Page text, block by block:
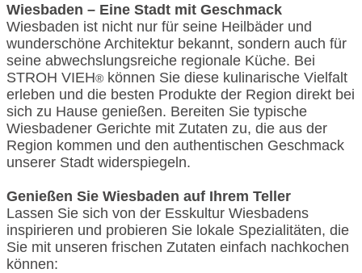
Wiesbaden – Eine Stadt mit Geschmack
Wiesbaden ist nicht nur für seine Heilbäder und
wunderschöne Architektur bekannt, sondern auch für
seine abwechslungsreiche regionale Küche. Bei
STROH VIEH® können Sie diese kulinarische Vielfalt
erleben und die besten Produkte der Region direkt bei
sich zu Hause genießen. Bereiten Sie typische
Wiesbadener Gerichte mit Zutaten zu, die aus der
Region kommen und den authentischen Geschmack
unserer Stadt widerspiegeln.
Genießen Sie Wiesbaden auf Ihrem Teller
Lassen Sie sich von der Esskultur Wiesbadens
inspirieren und probieren Sie lokale Spezialitäten, die
Sie mit unseren frischen Zutaten einfach nachkochen
können: